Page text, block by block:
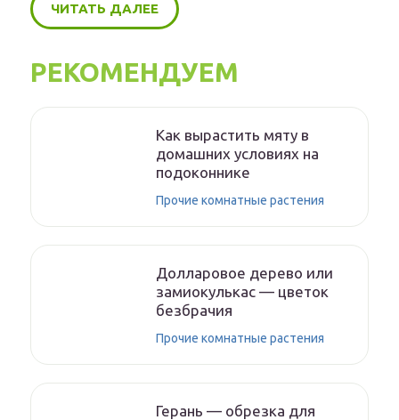
ЧИТАТЬ ДАЛЕЕ
РЕКОМЕНДУЕМ
Как вырастить мяту в
домашних условиях на
подоконнике
Прочие комнатные растения
Долларовое дерево или
замиокулькас — цветок
безбрачия
Прочие комнатные растения
Герань — обрезка для